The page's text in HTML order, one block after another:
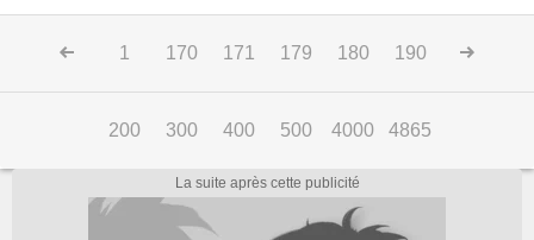
1 170 171 179 180 190
200 300 400 500 4000 4865